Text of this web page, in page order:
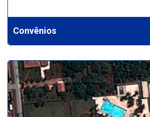
Convênios